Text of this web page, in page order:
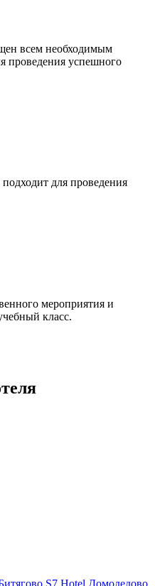
всем необходимым
проведения успешного
для проведения
мероприятия и
класс.